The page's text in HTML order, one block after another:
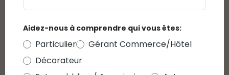
Aidez-nous à comprendre qui vous êtes:
Particulier
Gérant Commerce/Hôtel
Décorateur
Note moyenne de 5 sur 5 étoiles
Buen producto. Es lo que buscaba para cambiar una
que tenía más de 30 años , espero que por lo menos